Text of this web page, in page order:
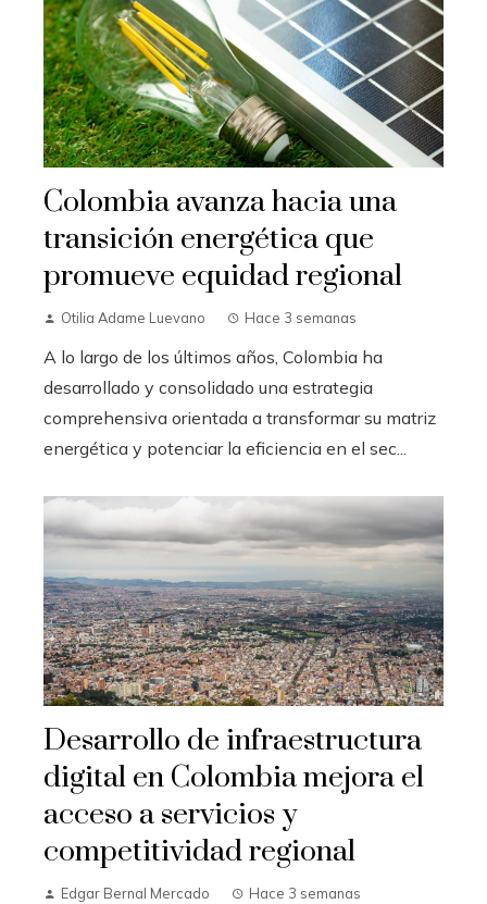
Colombia avanza hacia una
transición energética que
promueve equidad regional
Otilia Adame Luevano Hace 3 semanas
A lo largo de los últimos años, Colombia ha
desarrollado y consolidado una estrategia
comprehensiva orientada a transformar su matriz
energética y potenciar la eficiencia en el sec...
Desarrollo de infraestructura
digital en Colombia mejora el
acceso a servicios y
competitividad regional
Edgar Bernal Mercado Hace 3 semanas